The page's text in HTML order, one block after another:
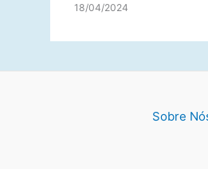
18/04/2024
Sobre